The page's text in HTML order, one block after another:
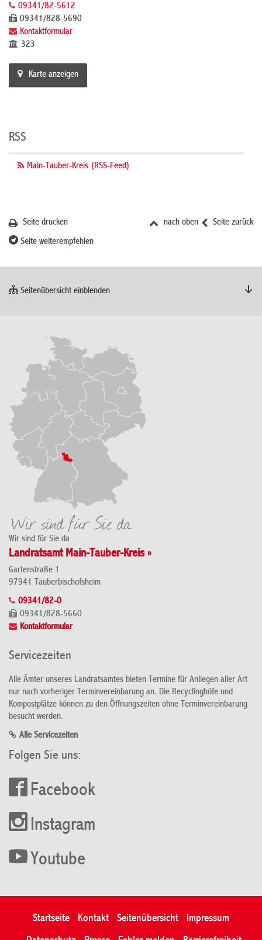
09341/82-5612
09341/828-5690
Kontaktformular
323
Karte anzeigen
RSS
Main-Tauber-Kreis (RSS-Feed)
Seite zurück
nach oben
Seite drucken
Seite weiterempfehlen
Seitenübersicht einblenden
Wir sind für Sie da
Landratsamt Main-Tauber-Kreis »
Gartenstraße 1
97941 Tauberbischofsheim
09341/82-0
09341/828-5660
Kontaktformular
Servicezeiten
Alle Ämter unseres Landratsamtes bieten Termine für Anliegen aller Art
nur nach vorheriger Terminvereinbarung an. Die Recyclinghöfe und
Kompostplätze können zu den Öffnungszeiten ohne Terminvereinbarung
besucht werden.
Alle Servicezeiten
Folgen Sie uns:
Facebook
Instagram
Youtube
Startseite Kontakt Seitenübersicht
Impressum